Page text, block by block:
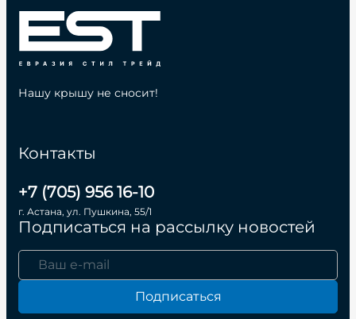
Контакты
+7 (705) 956 16-10
г. Астана, ул. Пушкина, 55/1
Подписаться на рассылку новостей
Подписаться
Нашу крышу не сносит!